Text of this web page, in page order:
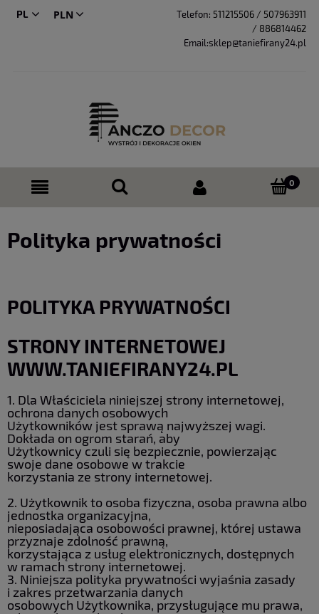
PL Telefon: 511215506 / 507963911
/ 886814462
Email:sklep@taniefirany24.pl
Polityka prywatności
POLITYKA PRYWATNOŚCI
STRONY INTERNETOWEJ
WWW.TANIEFIRANY24.PL
1. Dla Właściciela niniejszej strony internetowej,
ochrona danych osobowych
Użytkowników jest sprawą najwyższej wagi.
Dokłada on ogrom starań, aby
Użytkownicy czuli się bezpiecznie, powierzając
swoje dane osobowe w trakcie
korzystania ze strony internetowej.
2. Użytkownik to osoba fizyczna, osoba prawna albo
jednostka organizacyjna,
nieposiadająca osobowości prawnej, której ustawa
przyznaje zdolność prawną,
korzystająca z usług elektronicznych, dostępnych
w ramach strony internetowej.
3. Niniejsza polityka prywatności wyjaśnia zasady
i zakres przetwarzania danych
osobowych Użytkownika, przysługujące mu prawa,